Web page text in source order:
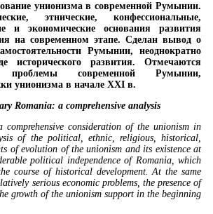
унионизма в современной Румынии.
этнические, конфессиональные,
и экономические основания развития
на современном этапе. Сделан вывод о
Румынии, неоднократно
исторического развития. Отмечаются
проблемы современной Румынии,
унионизма в начале XXI в.
Romania: a comprehensive analysis
consideration of the unionism in
of the political, ethnic, religious, historical,
of evolution of the unionism and its existence at
political independence of Romania, which
course of historical development. At the same
serious economic problems, the presence of
growth of the unionism support in the beginning